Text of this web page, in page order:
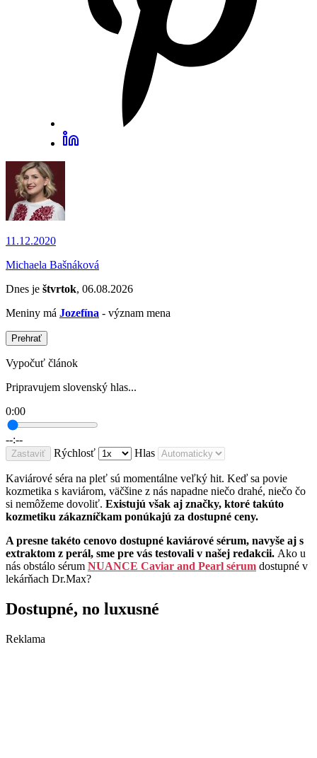
11.12.2020
Michaela Bašnáková
Dnes je štvrtok, 06.08.2026
Meniny má Jozefína - význam mena
Prehrať
Vypočuť článok
Pripravujem slovenský hlas...
0:00
--:--
Zastaviť Rýchlosť Hlas
Kaviárové séra na pleť sú momentálne veľký hit. Keď sa povie
kozmetika s kaviárom, väčšine z nás napadne niečo drahé, niečo čo
si nemôžeme dovoliť. Existujú však aj značky, ktoré takúto
kozmetiku zákazníčkam ponúkajú za dostupné ceny.
A presne takéto cenovo dostupné kaviárové sérum, navyše aj s
extraktom z perál, sme pre vás testovali v našej redakcii. Ako u
nás obstálo sérum NUANCE Caviar and Pearl sérum dostupné v
lekárňach Dr.Max?
Dostupné, no luxusné
Reklama